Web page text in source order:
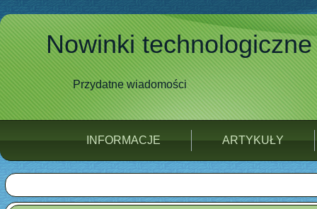
Nowinki technologiczne
Przydatne wiadomości
INFORMACJE ARTYKUŁY